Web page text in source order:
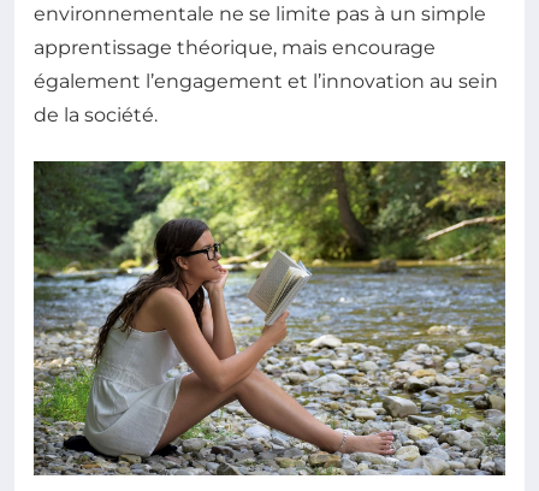
environnementale ne se limite pas à un simple
apprentissage théorique, mais encourage
également l’engagement et l’innovation au sein
de la société.